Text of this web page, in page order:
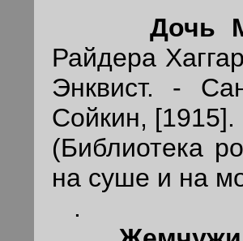
Дочь
Райдера
Энквист. -
Сойкин,
(Библиотека
на суше и на
.